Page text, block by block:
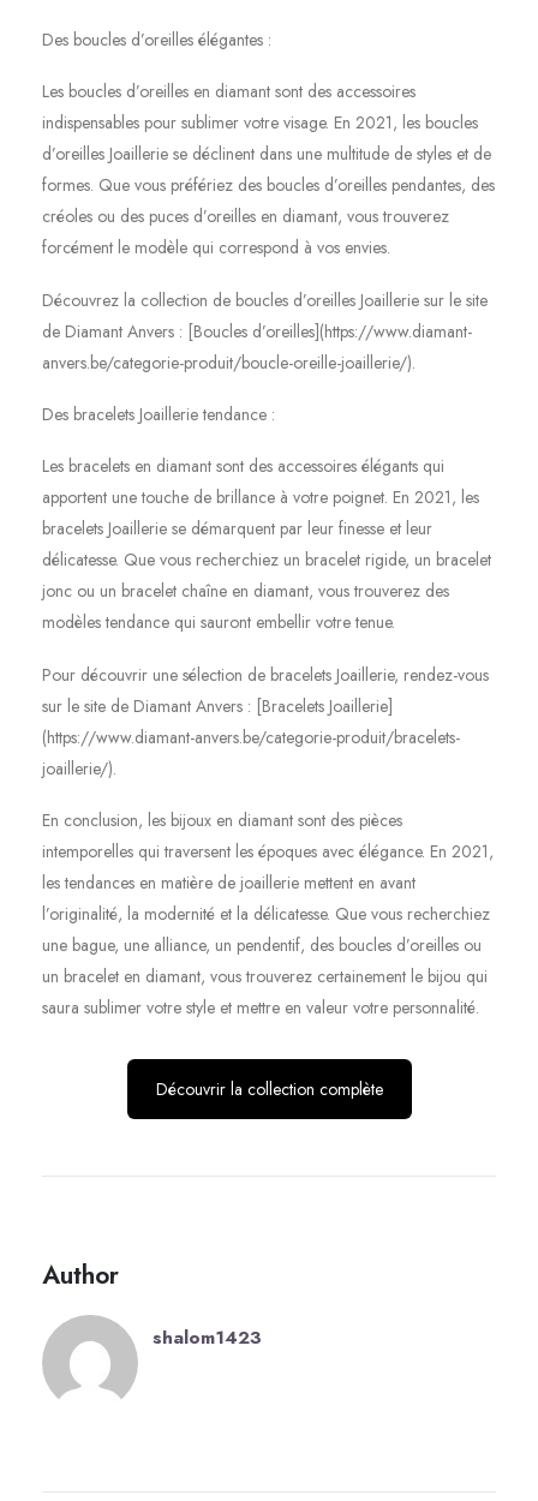
Des boucles d’oreilles élégantes :
Les boucles d’oreilles en diamant sont des accessoires
indispensables pour sublimer votre visage. En 2021, les boucles
d’oreilles Joaillerie se déclinent dans une multitude de styles et de
formes. Que vous préfériez des boucles d’oreilles pendantes, des
créoles ou des puces d’oreilles en diamant, vous trouverez
forcément le modèle qui correspond à vos envies.
Découvrez la collection de boucles d’oreilles Joaillerie sur le site
de Diamant Anvers : [Boucles d’oreilles](https://www.diamant-
anvers.be/categorie-produit/boucle-oreille-joaillerie/).
Des bracelets Joaillerie tendance :
Les bracelets en diamant sont des accessoires élégants qui
apportent une touche de brillance à votre poignet. En 2021, les
bracelets Joaillerie se démarquent par leur finesse et leur
délicatesse. Que vous recherchiez un bracelet rigide, un bracelet
jonc ou un bracelet chaîne en diamant, vous trouverez des
modèles tendance qui sauront embellir votre tenue.
Pour découvrir une sélection de bracelets Joaillerie, rendez-vous
sur le site de Diamant Anvers : [Bracelets Joaillerie]
(https://www.diamant-anvers.be/categorie-produit/bracelets-
joaillerie/).
En conclusion, les bijoux en diamant sont des pièces
intemporelles qui traversent les époques avec élégance. En 2021,
les tendances en matière de joaillerie mettent en avant
l’originalité, la modernité et la délicatesse. Que vous recherchiez
une bague, une alliance, un pendentif, des boucles d’oreilles ou
un bracelet en diamant, vous trouverez certainement le bijou qui
saura sublimer votre style et mettre en valeur votre personnalité.
Découvrir la collection complète
Author
shalom1423